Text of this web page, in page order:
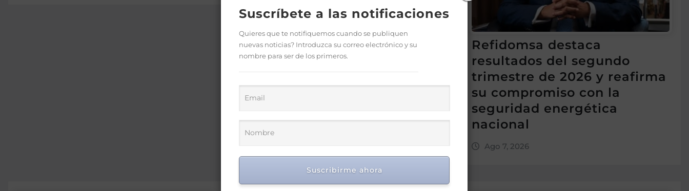
Refidomsa destaca
resultados del segundo
trimestre de 2026 y reafirma
su compromiso con la
seguridad energética
nacional
Ago 7, 2026
Suscríbete a las notificaciones
Quieres que te notifiquemos cuando se publiquen
nuevas noticias? Introduzca su correo electrónico y su
nombre para ser de los primeros.
Suscribirme ahora